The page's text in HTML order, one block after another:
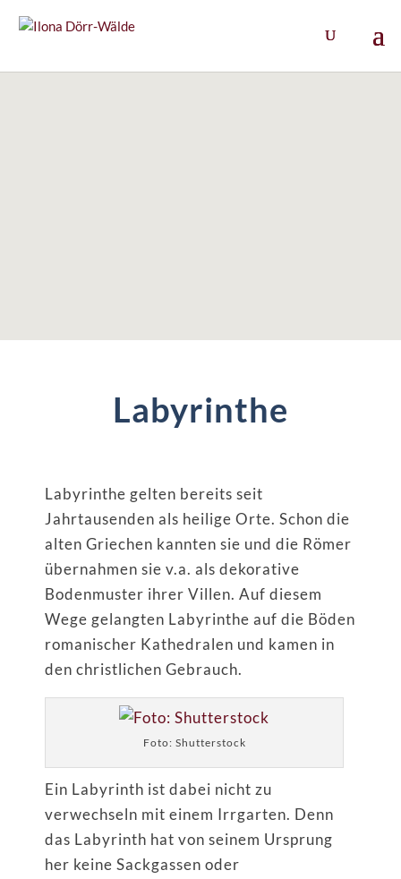
Labyrinthe
Labyrinthe gelten bereits seit
Jahrtausenden als heilige Orte. Schon die
alten Griechen kannten sie und die Römer
übernahmen sie v.a. als dekorative
Bodenmuster ihrer Villen. Auf diesem
Wege gelangten Labyrinthe auf die Böden
romanischer Kathedralen und kamen in
den christlichen Gebrauch.
Foto: Shutterstock
Ein Labyrinth ist dabei nicht zu
verwechseln mit einem Irrgarten. Denn
das Labyrinth hat von seinem Ursprung
her keine Sackgassen oder